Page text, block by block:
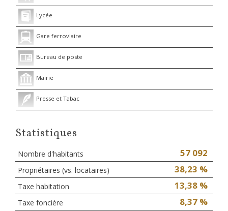
Lycée
Gare ferroviaire
Bureau de poste
Mairie
Presse et Tabac
Statistiques
Nombre d'habitants 57 092
Propriétaires (vs. locataires) 38,23 %
Taxe habitation 13,38 %
Taxe foncière 8,37 %